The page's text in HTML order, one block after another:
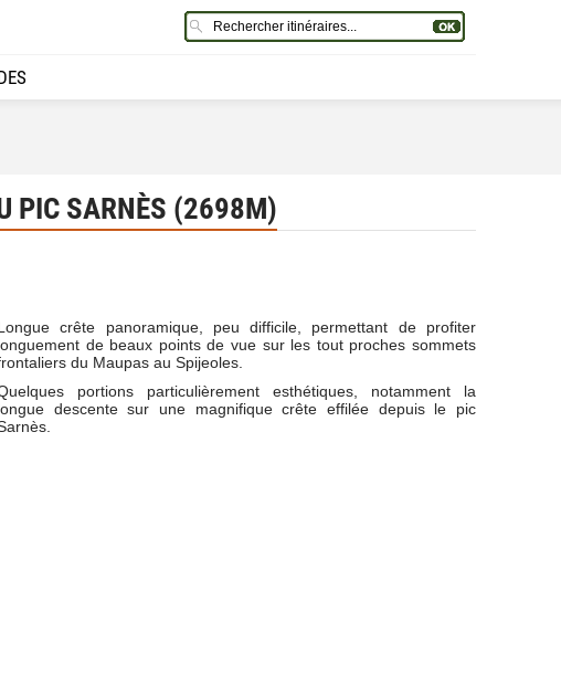
PIC SARNÈS (2698M)
crête panoramique, peu difficile, permettant de profiter
de beaux points de vue sur les tout proches sommets
du Maupas au Spijeoles.
portions particulièrement esthétiques, notamment la
descente sur une magnifique crête effilée depuis le pic